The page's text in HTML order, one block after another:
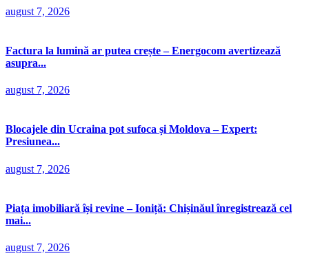
august 7, 2026
Factura la lumină ar putea crește – Energocom avertizează
asupra...
august 7, 2026
Blocajele din Ucraina pot sufoca și Moldova – Expert:
Presiunea...
august 7, 2026
Piața imobiliară își revine – Ioniță: Chișinăul înregistrează cel
mai...
august 7, 2026